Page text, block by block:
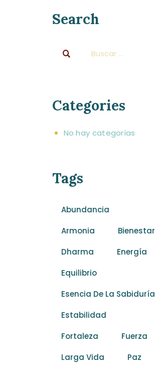
Search
Categories
No hay categorías
Tags
Abundancia
Armonia
Bienestar
Dharma
Energía
Equilibrio
Esencia De La Sabiduría
Estabilidad
Fortaleza
Fuerza
Larga Vida
Paz